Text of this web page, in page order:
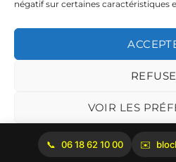
négatif sur certaines caractéristiques
VOIR LES
Politique de
blocbetonsud@gmail.com
2645 Route de Cadenet
Copyright 2026 ©
06 18 62 10 00